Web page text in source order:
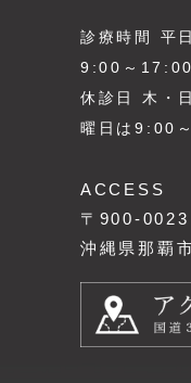
診療時間 平
9:00～17:00
休診日 木・
曜日は9:00
ACCESS
〒900-0023
沖縄県那覇